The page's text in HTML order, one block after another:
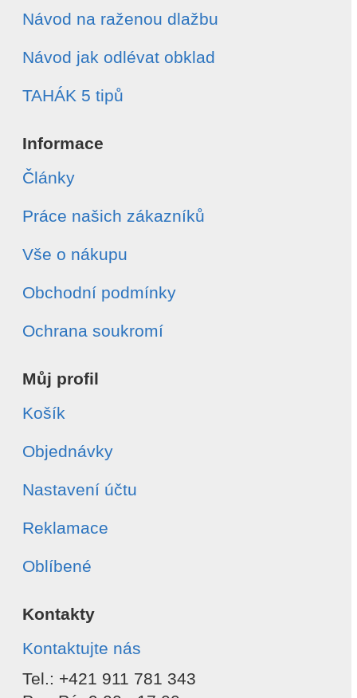
Návod na raženou dlažbu
Návod jak odlévat obklad
TAHÁK 5 tipů
Informace
Články
Práce našich zákazníků
Vše o nákupu
Obchodní podmínky
Ochrana soukromí
Můj profil
Košík
Objednávky
Nastavení účtu
Reklamace
Oblíbené
Kontakty
Kontaktujte nás
Tel.: +421 911 781 343